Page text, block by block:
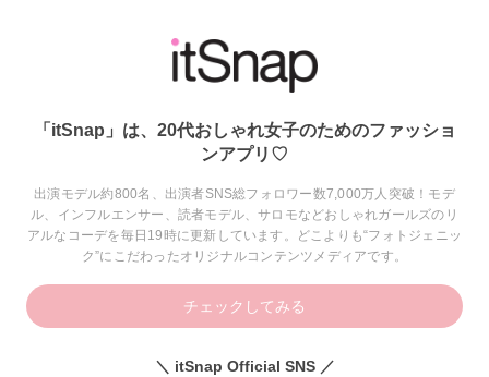
「itSnap」は、20代おしゃれ女子のためのファッショ
ンアプリ♡
出演モデル約800名、出演者SNS総フォロワー数7,000万人突破！モデ
ル、インフルエンサー、読者モデル、サロモなどおしゃれガールズのリ
アルなコーデを毎日19時に更新しています。どこよりも“フォトジェニッ
ク”にこだわったオリジナルコンテンツメディアです。
チェックしてみる
＼ itSnap Official SNS ／